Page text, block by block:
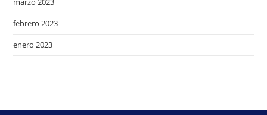
febrero 2023
enero 2023